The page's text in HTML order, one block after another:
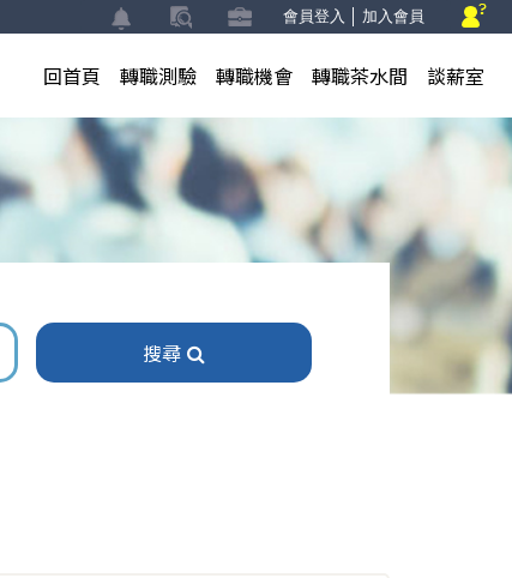
會員登入 加入會員
回首頁 轉職測驗 轉職機會 轉職茶水間 談薪室
搜尋